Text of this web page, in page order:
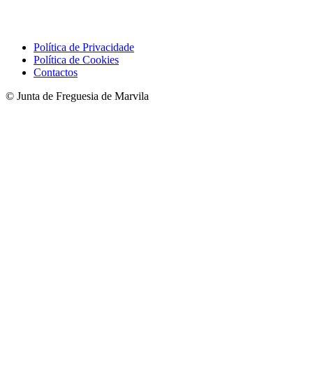
Política de Privacidade
Política de Cookies
Contactos
© Junta de Freguesia de Marvila